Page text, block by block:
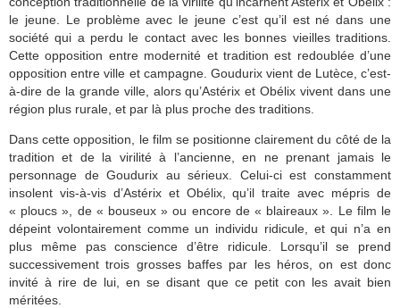
le jeune. Le problème avec le jeune c’est qu’il est né dans une
société qui a perdu le contact avec les bonnes vieilles traditions.
Cette opposition entre modernité et tradition est redoublée d’une
opposition entre ville et campagne. Goudurix vient de Lutèce, c’est-
à-dire de la grande ville, alors qu’Astérix et Obélix vivent dans une
région plus rurale, et par là plus proche des traditions.
Dans cette opposition, le film se positionne clairement du côté de la
tradition et de la virilité à l’ancienne, en ne prenant jamais le
personnage de Goudurix au sérieux. Celui-ci est constamment
insolent vis-à-vis d’Astérix et Obélix, qu’il traite avec mépris de
« ploucs », de « bouseux » ou encore de « blaireaux ». Le film le
dépeint volontairement comme un individu ridicule, et qui n’a en
plus même pas conscience d’être ridicule. Lorsqu’il se prend
successivement trois grosses baffes par les héros, on est donc
invité à rire de lui, en se disant que ce petit con les avait bien
méritées.